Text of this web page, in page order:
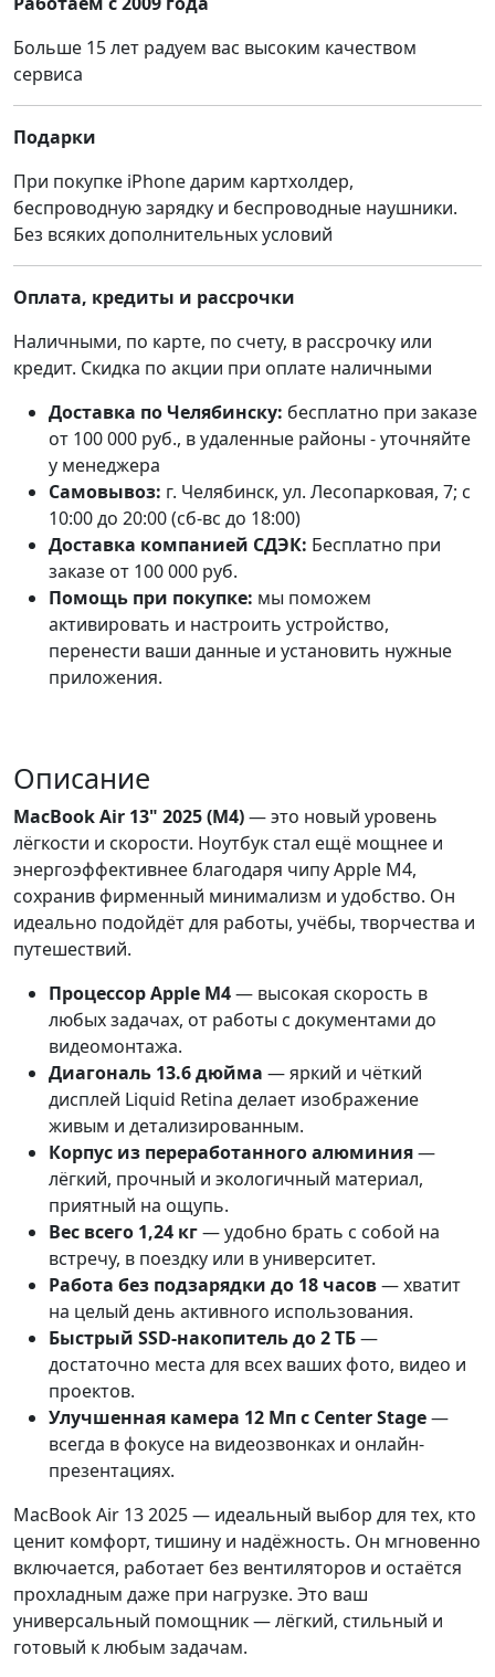
Больше 15 лет радуем вас высоким качеством
сервиса
Подарки
При покупке iPhone дарим картхолдер,
беспроводную зарядку и беспроводные наушники.
Без всяких дополнительных условий
Оплата, кредиты и рассрочки
Наличными, по карте, по счету, в рассрочку или
кредит. Скидка по акции при оплате наличными
Доставка по Челябинску: бесплатно при заказе
от 100 000 руб., в удаленные районы - уточняйте
у менеджера
Самовывоз: г. Челябинск, ул. Лесопарковая, 7; с
10:00 до 20:00 (сб-вс до 18:00)
Доставка компанией СДЭК: Бесплатно при
заказе от 100 000 руб.
Помощь при покупке: мы поможем
активировать и настроить устройство,
перенести ваши данные и установить нужные
приложения.
Описание
MacBook Air 13" 2025 (M4)— это новый уровень
лёгкости и скорости. Ноутбук стал ещё мощнее и
энергоэффективнее благодаря чипу Apple M4,
сохранив фирменный минимализм и удобство. Он
идеально подойдёт для работы, учёбы, творчества и
путешествий.
Процессор Apple M4— высокая скорость в
любых задачах, от работы с документами до
видеомонтажа.
Диагональ 13.6 дюйма — яркий и чёткий
дисплей Liquid Retina делает изображение
живым и детализированным.
Корпус из переработанного алюминия—
лёгкий, прочный и экологичный материал,
приятный на ощупь.
Вес всего 1,24 кг— удобно брать с собой на
встречу, в поездку или в университет.
Работа без подзарядки до 18 часов— хватит
на целый день активного использования.
Быстрый SSD-накопитель до 2 ТБ—
достаточно места для всех ваших фото, видео и
проектов.
Улучшенная камера 12 Мп с Center Stage—
всегда в фокусе на видеозвонках и онлайн-
презентациях.
MacBook Air 13 2025 — идеальный выбор для тех, кто
ценит комфорт, тишину и надёжность. Он мгновенно
включается, работает без вентиляторов и остаётся
прохладным даже при нагрузке. Это ваш
универсальный помощник — лёгкий, стильный и
готовый к любым задачам.